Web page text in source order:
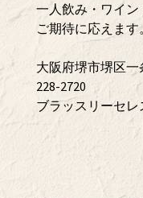
一人飲み・ワイン
ご期待に応えます
大阪府堺市堺区
228-2720
ブラッスリーセレ